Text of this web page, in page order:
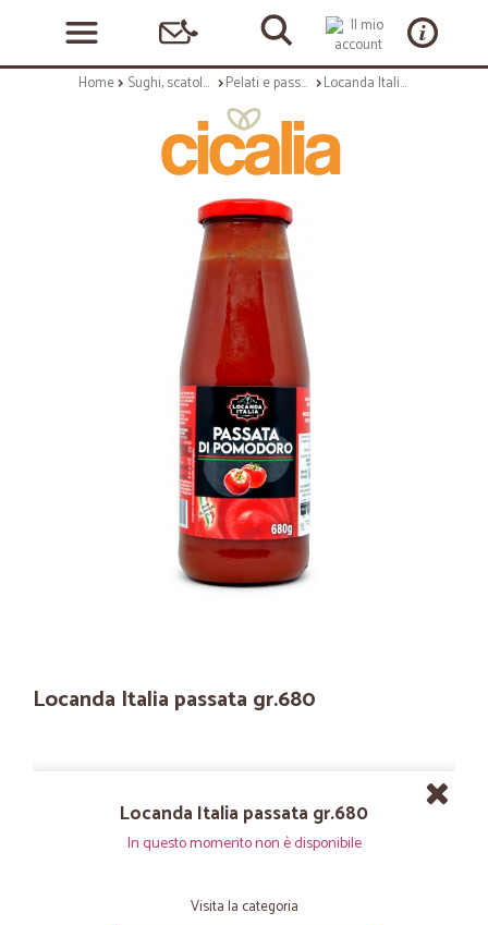
Home Sughi, scatolame e condimenti Pelati e passate, concentrati Locanda Italia passata gr.680
Locanda Italia passata gr.680
Locanda Italia passata gr.680
In questo momento non è disponibile
Visita la categoria